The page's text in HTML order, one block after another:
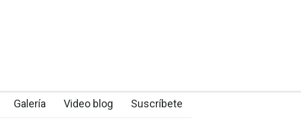
Galería Video blog Suscríbete